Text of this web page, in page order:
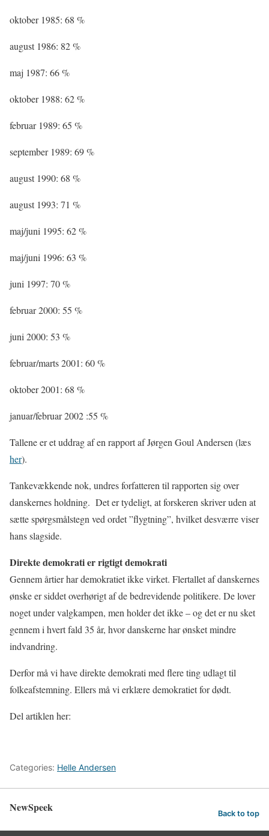
oktober 1985: 68 %
august 1986: 82 %
maj 1987: 66 %
oktober 1988: 62 %
februar 1989: 65 %
september 1989: 69 %
august 1990: 68 %
august 1993: 71 %
maj/juni 1995: 62 %
maj/juni 1996: 63 %
juni 1997: 70 %
februar 2000: 55 %
juni 2000: 53 %
februar/marts 2001: 60 %
oktober 2001: 68 %
januar/februar 2002 :55 %
Tallene er et uddrag af en rapport af Jørgen Goul Andersen (læs
her).
Tankevækkende nok, undres forfatteren til rapporten sig over
danskernes holdning. Det er tydeligt, at forskeren skriver uden at
sætte spørgsmålstegn ved ordet ”flygtning”, hvilket desværre viser
hans slagside.
Direkte demokrati er rigtigt demokrati
Gennem årtier har demokratiet ikke virket. Flertallet af danskernes
ønske er siddet overhørigt af de bedrevidende politikere. De lover
noget under valgkampen, men holder det ikke – og det er nu sket
gennem i hvert fald 35 år, hvor danskerne har ønsket mindre
indvandring.
Derfor må vi have direkte demokrati med flere ting udlagt til
folkeafstemning. Ellers må vi erklære demokratiet for dødt.
Del artiklen her:
Categories: Helle Andersen
NewSpeek Back to top